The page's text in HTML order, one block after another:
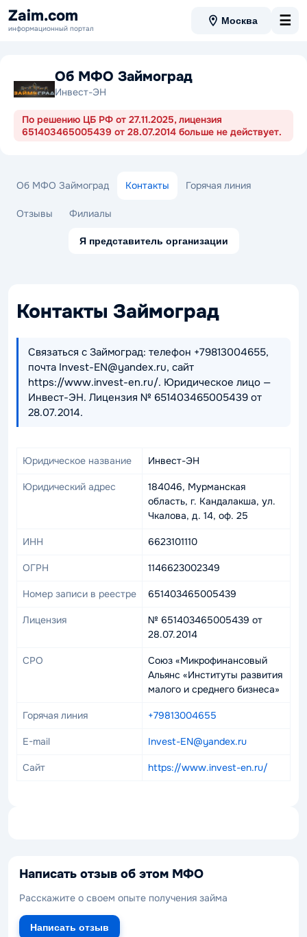
Zaim.com
информационный портал
Москва ☰
Об МФО Займоград
Инвест-ЭН
По решению ЦБ РФ от 27.11.2025, лицензия
651403465005439 от 28.07.2014 больше не действует.
Об МФО Займоград Контакты Горячая линия
Отзывы Филиалы
Я представитель организации
Контакты Займоград
Связаться с Займоград: телефон +79813004655,
почта Invest-EN@yandex.ru, сайт
https://www.invest-en.ru/. Юридическое лицо —
Инвест-ЭН. Лицензия № 651403465005439 от
28.07.2014.
Юридическое название Инвест-ЭН
Юридический адрес
184046, Мурманская
область, г. Кандалакша, ул.
Чкалова, д. 14, оф. 25
ИНН 6623101110
ОГРН 1146623002349
Номер записи в реестре 651403465005439
Лицензия
№ 651403465005439 от
28.07.2014
СРО
Союз «Микрофинансовый
Альянс «Институты развития
малого и среднего бизнеса»
Горячая линия +79813004655
E-mail Invest-EN@yandex.ru
Сайт https://www.invest-en.ru/
Написать отзыв об этом МФО
Расскажите о своем опыте получения займа
Написать отзыв